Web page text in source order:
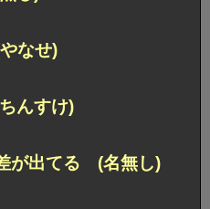
なせ)
んすけ)
が出てる (名無し)